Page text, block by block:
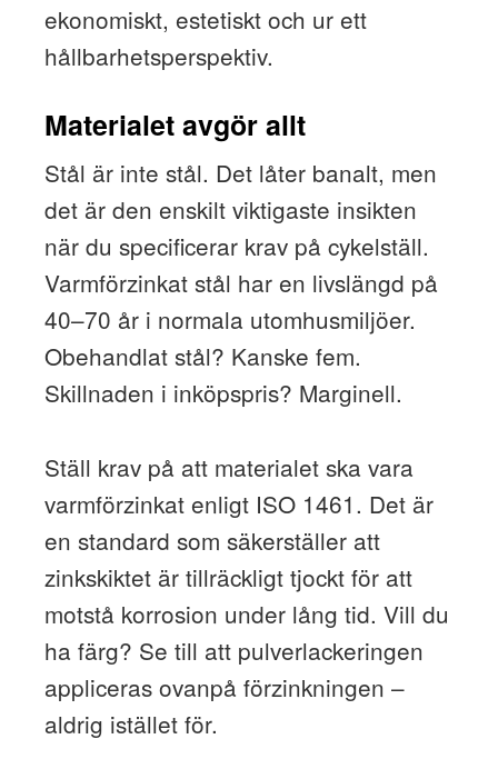
ekonomiskt, estetiskt och ur ett
hållbarhetsperspektiv.
Materialet avgör allt
Stål är inte stål. Det låter banalt, men
det är den enskilt viktigaste insikten
när du specificerar krav på cykelställ.
Varmförzinkat stål har en livslängd på
40–70 år i normala utomhusmiljöer.
Obehandlat stål? Kanske fem.
Skillnaden i inköpspris? Marginell.
Ställ krav på att materialet ska vara
varmförzinkat enligt ISO 1461. Det är
en standard som säkerställer att
zinkskiktet är tillräckligt tjockt för att
motstå korrosion under lång tid. Vill du
ha färg? Se till att pulverlackeringen
appliceras ovanpå förzinkningen –
aldrig istället för.